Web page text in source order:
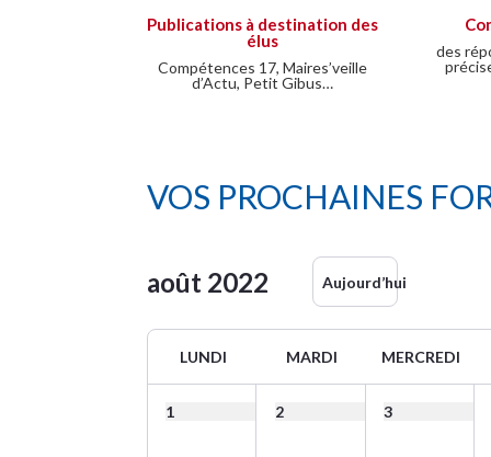
Publications à destination des
élus
Compétences 17, Maires’veille
d’Actu, Petit Gibus…
des
VOS PROCHAINES
août 2022 Aujourd’hui
LUNDI MARDI MERCREDI
1 2 3